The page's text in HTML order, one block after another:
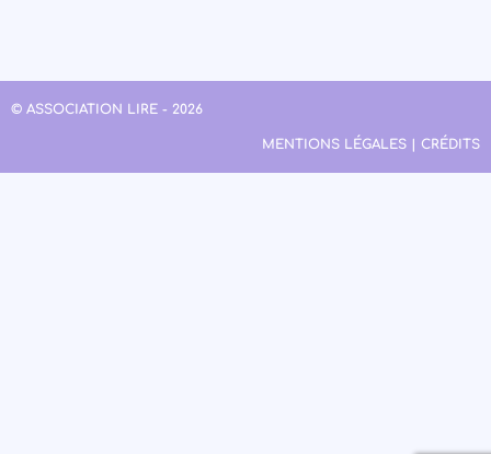
© ASSOCIATION LIRE - 2026
MENTIONS LÉGALES | CRÉDITS